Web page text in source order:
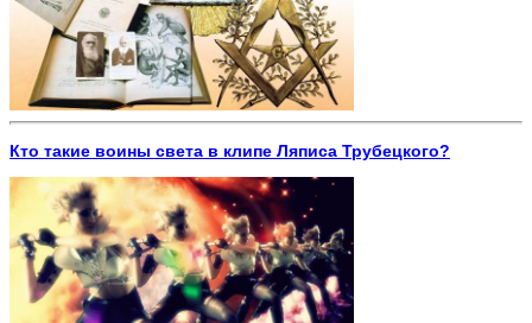
Кто такие воины света в клипе Ляписа Трубецкого?